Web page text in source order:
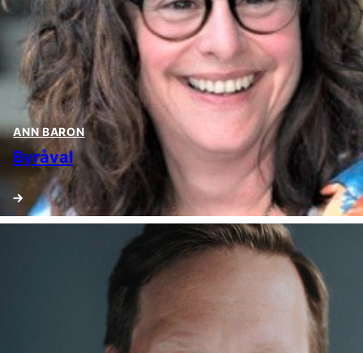
ANN BARON
Byråval